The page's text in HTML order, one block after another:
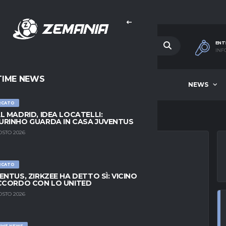
NEWS
NEWS
MADRID, IDEA LOCATELLI:
GUARDA IN CASA JUVENTUS
2026
ZIRKZEE HA DETTO SÌ: VICINO
CON LO UNITED
2026
PESCARA